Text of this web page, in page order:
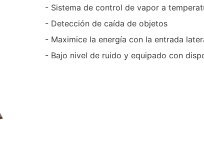
- Sistema de control de vapor a
- Detección de caída de objetos
- Maximice la energía con la entrada
- Bajo nivel de ruido y equipado con